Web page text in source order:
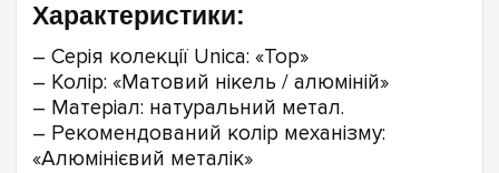
Характеристики:
– Серія колекції Unica: «Top»
– Колір: «Матовий нікель / алюміній»
– Матеріал: натуральний метал.
– Рекомендований колір механізму:
«Алюмінієвий металік»